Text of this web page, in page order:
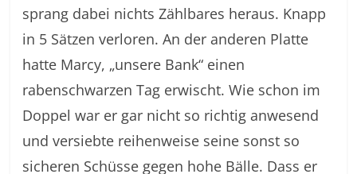
sprang dabei nichts Zählbares heraus. Knapp
in 5 Sätzen verloren. An der anderen Platte
hatte Marcy, „unsere Bank“ einen
rabenschwarzen Tag erwischt. Wie schon im
Doppel war er gar nicht so richtig anwesend
und versiebte reihenweise seine sonst so
sicheren Schüsse gegen hohe Bälle. Dass er